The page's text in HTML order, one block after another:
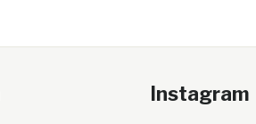
Instagram